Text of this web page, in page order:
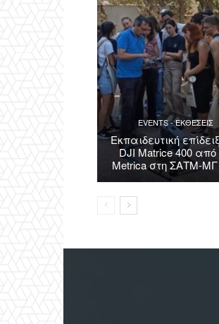
EVENTS - ΕΚΘΕΣΕΙΣ
Εκπαιδευτική
DJI Matrice 400 από
Metrica στη ΣΑΤΜ-